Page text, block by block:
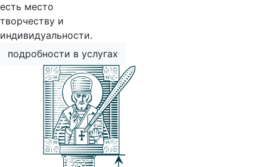
есть место
творчеству и
индивидуальности.
подробности в услугах